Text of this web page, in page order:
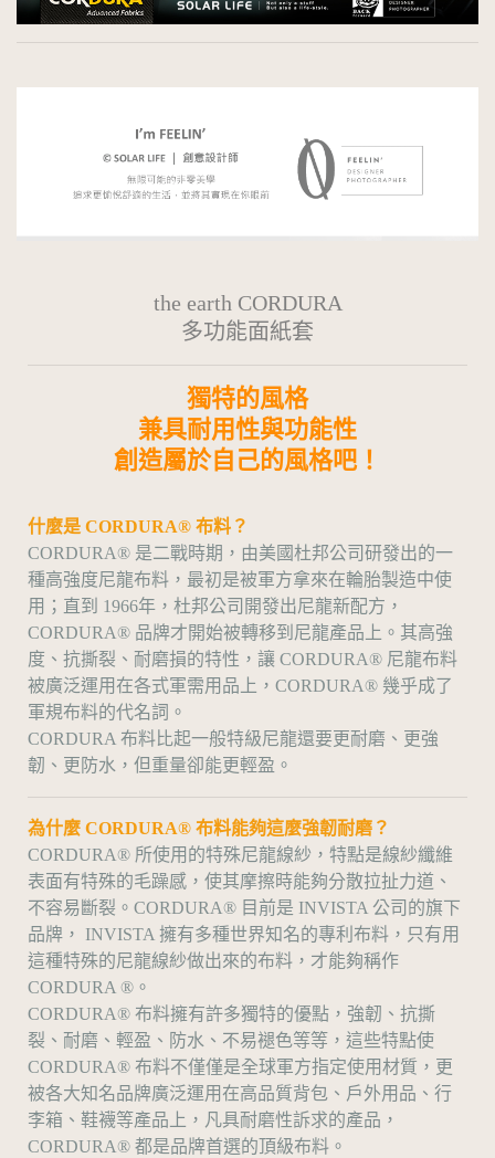
the earth CORDURA
多功能面紙套
獨特的風格
兼具耐用性與功能性
創造屬於自己的風格吧！
什麼是 CORDURA® 布料？
CORDURA® 是二戰時期，由美國杜邦公司研發出的一
種高強度尼龍布料，最初是被軍方拿來在輪胎製造中使
用；直到 1966年，杜邦公司開發出尼龍新配方，
CORDURA® 品牌才開始被轉移到尼龍產品上。其高強
度、抗撕裂、耐磨損的特性，讓 CORDURA® 尼龍布料
被廣泛運用在各式軍需用品上，CORDURA® 幾乎成了
軍規布料的代名詞。
CORDURA 布料比起一般特級尼龍還要更耐磨、更強
韌、更防水，但重量卻能更輕盈。
為什麼 CORDURA® 布料能夠這麼強韌耐磨？
CORDURA® 所使用的特殊尼龍線紗，特點是線紗纖維
表面有特殊的毛躁感，使其摩擦時能夠分散拉扯力道、
不容易斷裂。CORDURA® 目前是 INVISTA 公司的旗下
品牌， INVISTA 擁有多種世界知名的專利布料，只有用
這種特殊的尼龍線紗做出來的布料，才能夠稱作
CORDURA ®。
CORDURA® 布料擁有許多獨特的優點，強韌、抗撕
裂、耐磨、輕盈、防水、不易褪色等等，這些特點使
CORDURA® 布料不僅僅是全球軍方指定使用材質，更
被各大知名品牌廣泛運用在高品質背包、戶外用品、行
李箱、鞋襪等產品上，凡具耐磨性訴求的產品，
CORDURA® 都是品牌首選的頂級布料。